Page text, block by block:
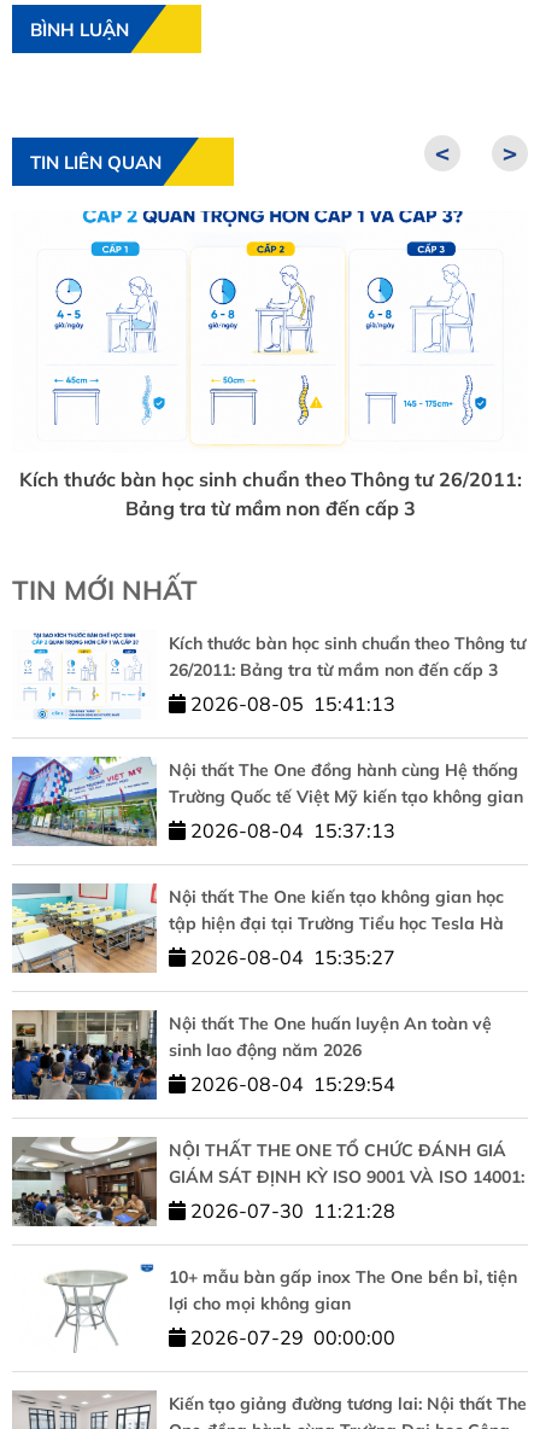
BÌNH LUẬN
TIN LIÊN QUAN <
Kích thước bàn học sinh chuẩn theo Thông tư 26/2011:
Bảng tra từ mầm non đến cấp 3
>
TIN MỚI NHẤT
Kích thước bàn học sinh chuẩn theo Thông tư
26/2011: Bảng tra từ mầm non đến cấp 3
2026-08-05 15:41:13
Nội thất The One đồng hành cùng Hệ thống
Trường Quốc tế Việt Mỹ kiến tạo không gian
học tập chuẩn quốc tế
2026-08-04 15:37:13
Nội thất The One kiến tạo không gian học
tập hiện đại tại Trường Tiểu học Tesla Hà
Nội2026-08-04 15:35:27
Nội thất The One huấn luyện An toàn vệ
sinh lao động năm 2026
2026-08-04 15:29:54
NỘI THẤT THE ONE TỔ CHỨC ĐÁNH GIÁ
GIÁM SÁT ĐỊNH KỲ ISO 9001 VÀ ISO 14001:
KHẲNG ĐỊNH CAM KẾT CHẤT LƯỢNG VÀ
2026-07-30 11:21:28
10+ mẫu bàn gấp inox The One bền bỉ, tiện
lợi cho mọi không gian
2026-07-29 00:00:00
Kiến tạo giảng đường tương lai: Nội thất The